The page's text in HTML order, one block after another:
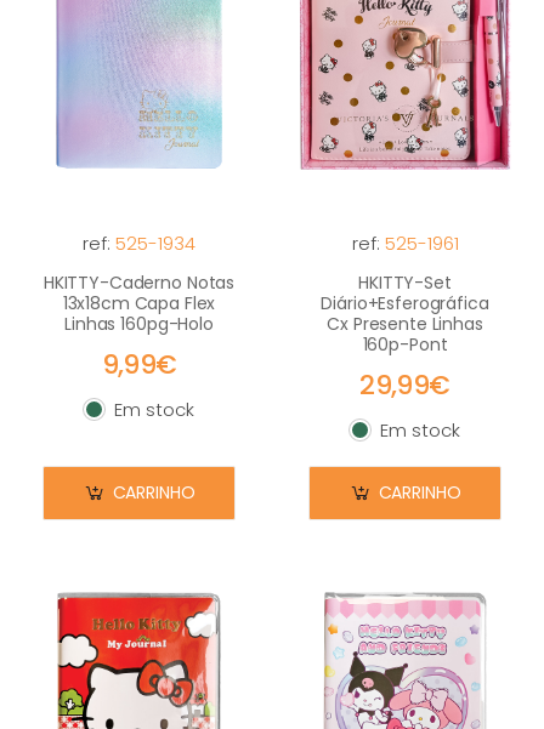
ref: 525-1934
HKITTY-Caderno Notas
13x18cm Capa Flex
Linhas 160pg-Holo
9,99€
Em stock
Em stock
CARRINHO
ref: 525-1961
HKITTY-Set
Diário+Esferográfica
Cx Presente Linhas
160p-Pont
29,99€
Em stock
Em stock
CARRINHO